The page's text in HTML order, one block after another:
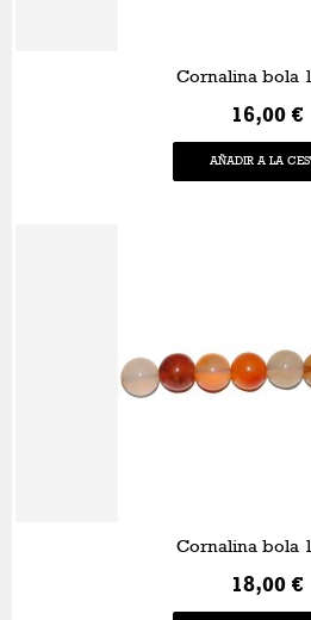
Cornalina bola
16,00 €
AÑADIR A LA
Cornalina bola
18,00 €